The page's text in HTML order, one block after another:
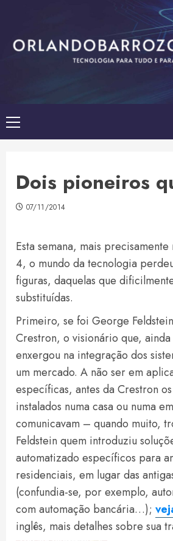
content
Primary
Menu
Dois pioneiros
07/11/2014
Esta semana, mais
4, o mundo da tecnologia
figuras, daquelas que
substituídas.
Primeiro, se foi George
Crestron, o visionário que, ainda
enxergou na integração dos
um mercado. A não ser em
específicas, antes da Crestron
instalados numa casa ou numa
comunicavam – quando muito,
Feldstein quem introduziu
automatizado específicos para
residenciais, em lugar das
(confundia-se, por exemplo,
com automação bancária…);
inglês, mais detalhes sobre sua